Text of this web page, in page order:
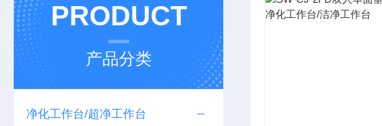
PRODUCT
产品分类
净化工作台/超净工作台